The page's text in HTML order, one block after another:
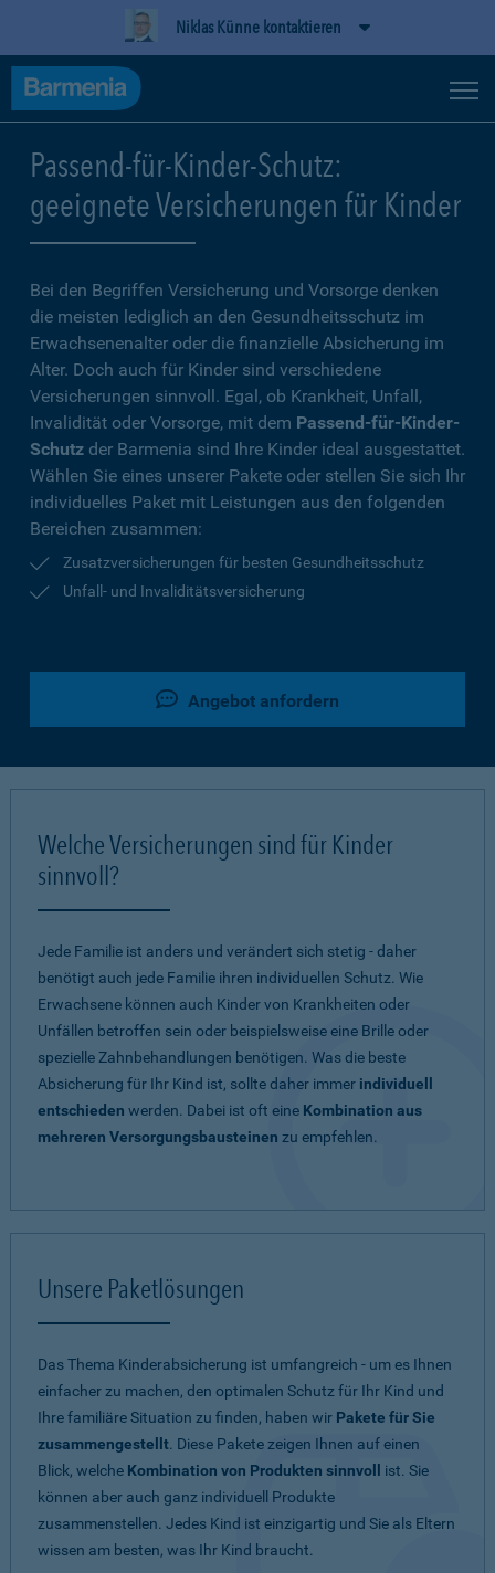
Niklas Künne kontaktieren
Passend-für-Kinder-Schutz:
geeignete Versicherungen für Kinder
Bei den Begriffen Versicherung und Vorsorge denken
die meisten lediglich an den Gesundheitsschutz im
Erwachsenenalter oder die finanzielle Absicherung im
Alter. Doch auch für Kinder sind verschiedene
Versicherungen sinnvoll. Egal, ob Krankheit, Unfall,
Invalidität oder Vorsorge, mit dem Passend-für-Kinder-
Schutz der Barmenia sind Ihre Kinder ideal ausgestattet.
Wählen Sie eines unserer Pakete oder stellen Sie sich Ihr
individuelles Paket mit Leistungen aus den folgenden
Bereichen zusammen:
Zusatzversicherungen für besten Gesundheitsschutz
Unfall- und Invaliditätsversicherung
Angebot anfordern
Welche Versicherungen sind für Kinder
sinnvoll?
Jede Familie ist anders und verändert sich stetig - daher
benötigt auch jede Familie ihren individuellen Schutz. Wie
Erwachsene können auch Kinder von Krankheiten oder
Unfällen betroffen sein oder beispielsweise eine Brille oder
spezielle Zahnbehandlungen benötigen. Was die beste
Absicherung für Ihr Kind ist, sollte daher immer individuell
entschieden werden. Dabei ist oft eine Kombination aus
mehreren Versorgungsbausteinen zu empfehlen.
Unsere Paketlösungen
Das Thema Kinderabsicherung ist umfangreich - um es Ihnen
einfacher zu machen, den optimalen Schutz für Ihr Kind und
Ihre familiäre Situation zu finden, haben wir Pakete für Sie
zusammengestellt. Diese Pakete zeigen Ihnen auf einen
Blick, welche Kombination von Produkten sinnvoll
ist. Sie
können aber auch ganz individuell Produkte
zusammenstellen. Jedes Kind ist einzigartig und Sie als Eltern
wissen am besten, was Ihr Kind braucht.